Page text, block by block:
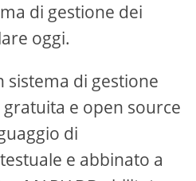
e
o
di gestione dei
oggi.
sistema di gestione
gratuita e open source
di
e abbinato a